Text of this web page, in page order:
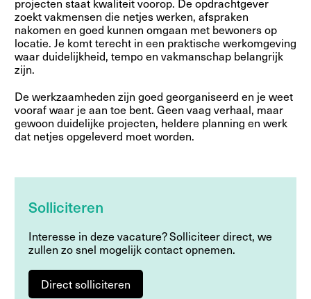
projecten staat kwaliteit voorop. De opdrachtgever
zoekt vakmensen die netjes werken, afspraken
nakomen en goed kunnen omgaan met bewoners op
locatie. Je komt terecht in een praktische werkomgeving
waar duidelijkheid, tempo en vakmanschap belangrijk
zijn.
De werkzaamheden zijn goed georganiseerd en je weet
vooraf waar je aan toe bent. Geen vaag verhaal, maar
gewoon duidelijke projecten, heldere planning en werk
dat netjes opgeleverd moet worden.
Solliciteren
Interesse in deze vacature? Solliciteer direct, we
zullen zo snel mogelijk contact opnemen.
Direct solliciteren